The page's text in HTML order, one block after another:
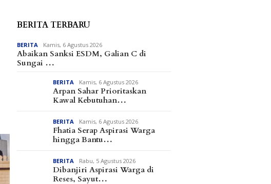
BERITA TERBARU
BERITA Kamis, 6 Agustus 2026
Abaikan Sanksi ESDM, Galian C di
Sungai …
BERITA Kamis, 6 Agustus 2026
Arpan Sahar Prioritaskan
Kawal Kebutuhan…
BERITA Kamis, 6 Agustus 2026
Fhatia Serap Aspirasi Warga
hingga Bantu…
BERITA Rabu, 5 Agustus 2026
Dibanjiri Aspirasi Warga di
Reses, Sayut…